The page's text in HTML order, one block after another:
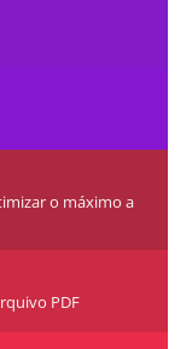
o máximo a
PDF